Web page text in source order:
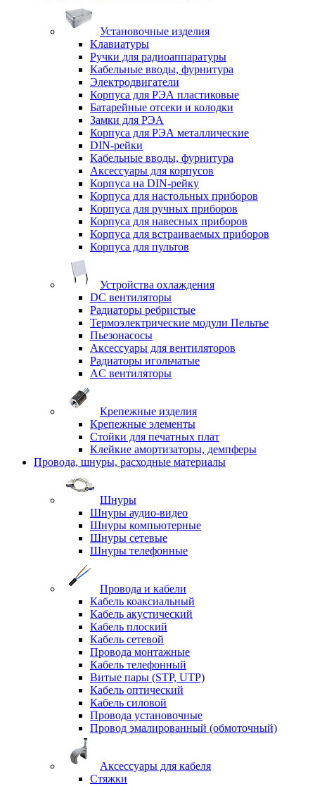
Установочные изделия
Клавиатуры
Ручки для радиоаппаратуры
Кабельные вводы, фурнитура
Электродвигатели
Корпуса для РЭА пластиковые
Батарейные отсеки и колодки
Замки для РЭА
Корпуса для РЭА металлические
DIN-рейки
Кабельные вводы, фурнитура
Аксессуары для корпусов
Корпуса на DIN-рейку
Корпуса для настольных приборов
Корпуса для ручных приборов
Корпуса для навесных приборов
Корпуса для встраиваемых приборов
Корпуса для пультов
Устройства охлаждения
DC вентиляторы
Радиаторы ребристые
Термоэлектрические модули Пельтье
Пьезонасосы
Аксессуары для вентиляторов
Радиаторы игольчатые
AC вентиляторы
Крепежные изделия
Крепежные элементы
Стойки для печатных плат
Клейкие амортизаторы, демпферы
Провода, шнуры, расходные материалы
Шнуры
Шнуры аудио-видео
Шнуры компьютерные
Шнуры сетевые
Шнуры телефонные
Провода и кабели
Кабель коаксиальный
Кабель акустический
Кабель плоский
Кабель сетевой
Провода монтажные
Кабель телефонный
Витые пары (STP, UTP)
Кабель оптический
Кабель силовой
Провода установочные
Провод эмалированный (обмоточный)
Аксессуары для кабеля
Стяжки